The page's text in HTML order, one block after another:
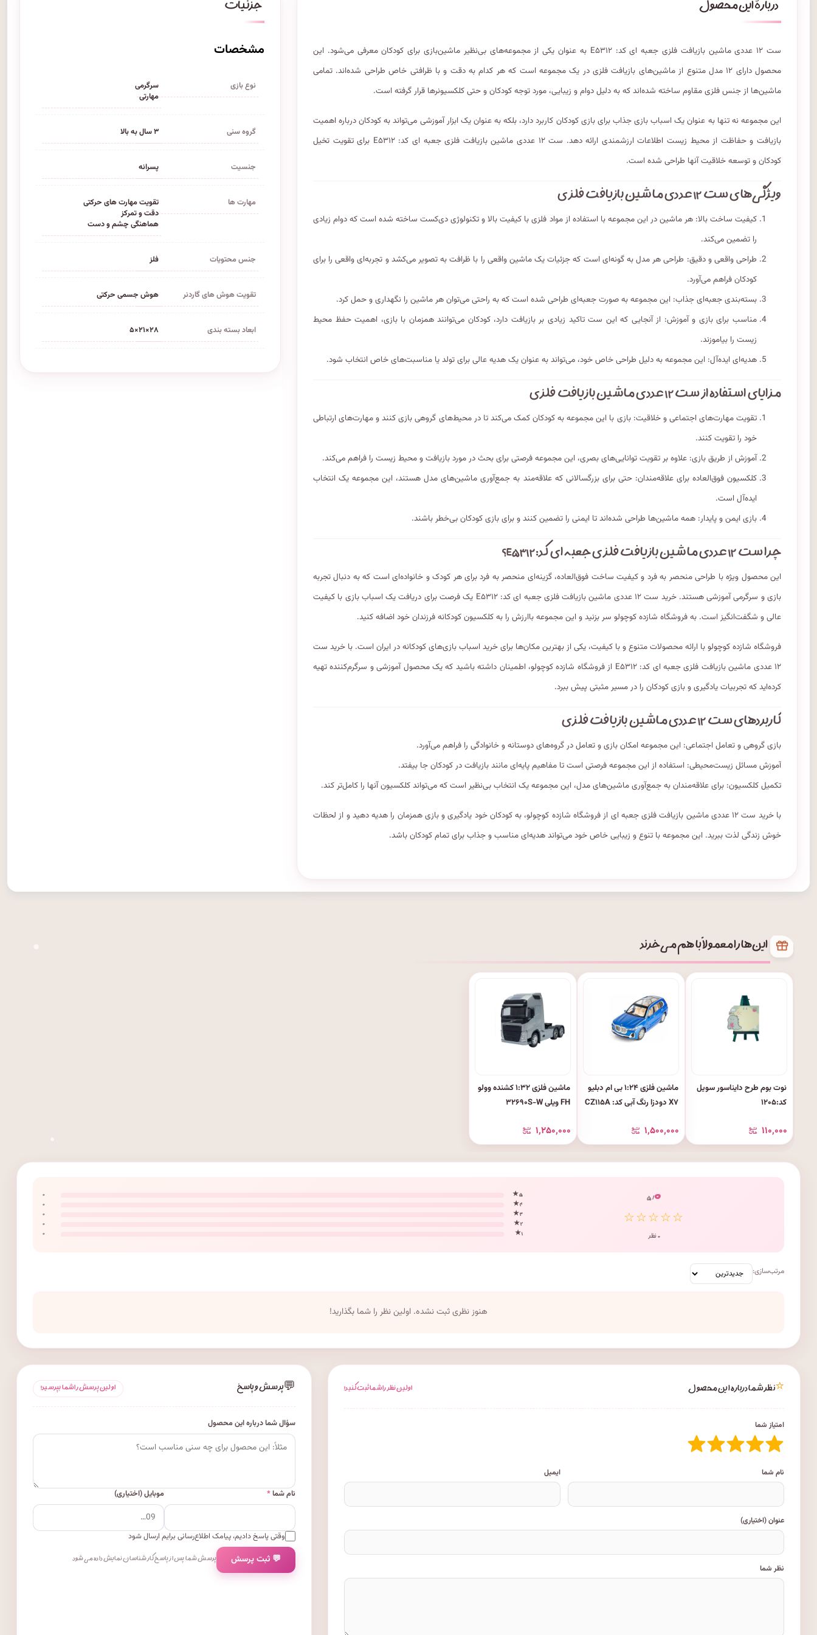
ست ۱۲ عددی ماشین بازیافت فلزی جعبه ای کد: E۵۳۱۲ به عنوان یکی از مجموعه‌های بی‌نظیر ماشین‌بازی برای کودکان معرفی می‌شود. این
محصول دارای ۱۲ مدل متنوع از ماشین‌های بازیافت فلزی در یک مجموعه است که هر کدام به دقت و با ظرافتی خاص طراحی شده‌اند. تمامی
ماشین‌ها از جنس فلزی مقاوم ساخته شده‌اند که به دلیل دوام و زیبایی، مورد توجه کودکان و حتی کلکسیونرها قرار گرفته است.
این مجموعه نه تنها به عنوان یک اسباب بازی جذاب برای بازی کودکان کاربرد دارد، بلکه به عنوان یک ابزار آموزشی می‌تواند به کودکان درباره اهمیت
بازیافت و حفاظت از محیط زیست اطلاعات ارزشمندی ارائه دهد. ست ۱۲ عددی ماشین بازیافت فلزی جعبه ای کد: E۵۳۱۲ برای تقویت تخیل
کودکان و توسعه خلاقیت آنها طراحی شده است.
ویژگی‌های ست ۱۲ عددی ماشین بازیافت فلزی
کیفیت ساخت بالا: هر ماشین در این مجموعه با استفاده از مواد فلزی با کیفیت بالا و تکنولوژی دی‌کست ساخته شده است که دوام زیادی
را تضمین می‌کند.
طراحی واقعی و دقیق: طراحی هر مدل به گونه‌ای است که جزئیات یک ماشین واقعی را با ظرافت به تصویر می‌کشد و تجربه‌ای واقعی را برای
کودکان فراهم می‌آورد.
بسته‌بندی جعبه‌ای جذاب: این مجموعه به صورت جعبه‌ای طراحی شده است که به راحتی می‌توان هر ماشین را نگهداری و حمل کرد.
مناسب برای بازی و آموزش: از آنجایی که این ست تاکید زیادی بر بازیافت دارد، کودکان می‌توانند همزمان با بازی، اهمیت حفظ محیط
زیست را بیاموزند.
هدیه‌ای ایده‌آل: این مجموعه به دلیل طراحی خاص خود، می‌تواند به عنوان یک هدیه عالی برای تولد یا مناسبت‌های خاص انتخاب شود.
مزایای استفاده از ست ۱۲ عددی ماشین بازیافت فلزی
تقویت مهارت‌های اجتماعی و خلاقیت: بازی با این مجموعه به کودکان کمک می‌کند تا در محیط‌های گروهی بازی کنند و مهارت‌های ارتباطی
خود را تقویت کنند.
آموزش از طریق بازی: علاوه بر تقویت توانایی‌های بصری، این مجموعه فرصتی برای بحث در مورد بازیافت و محیط زیست را فراهم می‌کند.
کلکسیون فوق‌العاده برای علاقه‌مندان: حتی برای بزرگسالانی که علاقه‌مند به جمع‌آوری ماشین‌های مدل هستند، این مجموعه یک انتخاب
ایده‌آل است.
بازی ایمن و پایدار: همه ماشین‌ها طراحی شده‌اند تا ایمنی را تضمین کنند و برای بازی کودکان بی‌خطر باشند.
چرا ست ۱۲ عددی ماشین بازیافت فلزی جعبه ای کد: E۵۳۱۲؟
این محصول ویژه با طراحی منحصر به فرد و کیفیت ساخت فوق‌العاده، گزینه‌ای منحصر به فرد برای هر کودک و خانواده‌ای است که به دنبال تجربه
بازی و سرگرمی آموزشی هستند. خرید ست ۱۲ عددی ماشین بازیافت فلزی جعبه ای کد: E۵۳۱۲ یک فرصت برای دریافت یک اسباب بازی با کیفیت
عالی و شگفت‌انگیز است. به فروشگاه شازده کوچولو سر بزنید و این مجموعه باارزش را به کلکسیون کودکانه فرزندان خود اضافه کنید.
فروشگاه شازده کوچولو با ارائه محصولات متنوع و با کیفیت، یکی از بهترین مکان‌ها برای خرید اسباب بازی‌های کودکانه در ایران است. با خرید ست
۱۲ عددی ماشین بازیافت فلزی جعبه ای کد: E۵۳۱۲ از فروشگاه شازده کوچولو، اطمینان داشته باشید که یک محصول آموزشی و سرگرم‌کننده تهیه
کرده‌اید که تجربیات یادگیری و بازی کودکان را در مسیر مثبتی پيش ببرد.
کاربردهای ست ۱۲ عددی ماشین بازیافت فلزی
بازی گروهی و تعامل اجتماعی: این مجموعه امکان بازی و تعامل در گروه‌های دوستانه و خانوادگی را فراهم می‌آورد.
آموزش مسائل زیست‌محیطی: استفاده از این مجموعه فرصتی است تا مفاهیم پایه‌ای مانند بازیافت در کودکان جا بیفتد.
تکمیل کلکسیون: برای علاقه‌مندان به جمع‌آوری ماشین‌های مدل، این مجموعه یک انتخاب بی‌نظیر است که می‌تواند کلکسیون آنها را کامل‌تر کند.
با خرید ست ۱۲ عددی ماشین بازیافت فلزی جعبه ای از فروشگاه شازده کوچولو، به کودکان خود یادگیری و بازی همزمان را هدیه دهید و از لحظات
خوش زندگی لذت ببرید. این مجموعه با تنوع و زیبایی خاص خود می‌تواند هدیه‌ای مناسب و جذاب برای تمام کودکان باشد.
مشخصات
نوع بازی
سرگرمی
مهارتی
گروه سنی ۳ سال به بالا
جنسیت پسرانه
مهارت ها
تقویت مهارت های حرکتی
دقت و تمرکز
هماهنگی چشم و دست
جنس محتویات فلز
تقویت هوش های گاردنر هوش جسمی حرکتی
ابعاد بسته بندی ۲۸×۲۱×۵
این‌ها را معمولاً با هم می‌خرند
نوت بوم طرح دایناسور سویل
کد:۱۲۰۵
۱۱۰٬۰۰۰
ماشین فلزی ۱:۲۴ بی ام دبلیو
X۷ دودزا رنگ آبی کد: CZ۱۱۵A
۱٬۵۰۰٬۰۰۰
ماشین فلزی ۱:۳۲ کشنده وولو
FH ویلی ۳۲۶۹۰S-W
۱٬۲۵۰٬۰۰۰
۰/ ۵
☆☆☆☆☆
۰ نظر
۵ ★
۰
۴ ★
۰
۳ ★
۰
۲ ★
۰
۱ ★
۰
مرتب‌سازی:
هنوز نظری ثبت نشده. اولین نظر را شما بگذارید!
⭐نظر شما درباره این محصول اولین نظر را شما ثبت کنید!
امتیاز شما
نام شما ایمیل
عنوان (اختیاری)
نظر شما
💬پرسش و پاسخ اولین پرسش را شما بپرسید!
سؤال شما درباره این محصول
نام شما* موبایل (اختیاری)
وقتی پاسخ دادیم، پیامک اطلاع‌رسانی برایم ارسال شود
💬 ثبت پرسش پرسش شما پس از پاسخ کارشناسان نمایش داده می‌شود.